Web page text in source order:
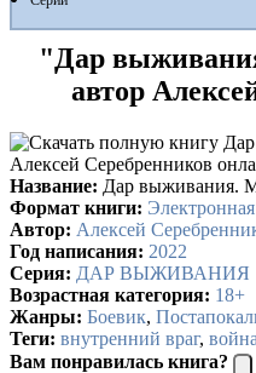
"Дар
автор
Название: Дар выживания.
Формат книги:
Автор: Алексей
Год написания: 2022
Серия: ДАР ВЫЖИВАНИЯ
Возрастная категория: 18+
Жанры: Боевик,
Теги: внутренний враг,
Вам понравилась книга?